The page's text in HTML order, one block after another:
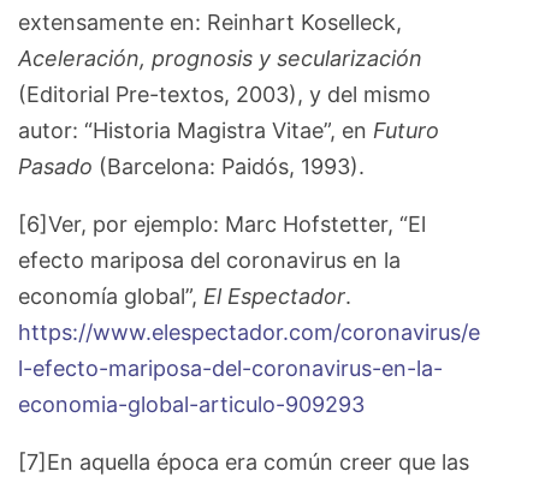
extensamente en: Reinhart Koselleck,
Aceleración, prognosis y secularización
(Editorial Pre-textos, 2003), y del mismo
autor: “Historia Magistra Vitae”, en Futuro
Pasado (Barcelona: Paidós, 1993).
[6]Ver, por ejemplo: Marc Hofstetter, “El
efecto mariposa del coronavirus en la
economía global”, El Espectador.
https://www.elespectador.com/coronavirus/e
l-efecto-mariposa-del-coronavirus-en-la-
economia-global-articulo-909293
[7]En aquella época era común creer que las